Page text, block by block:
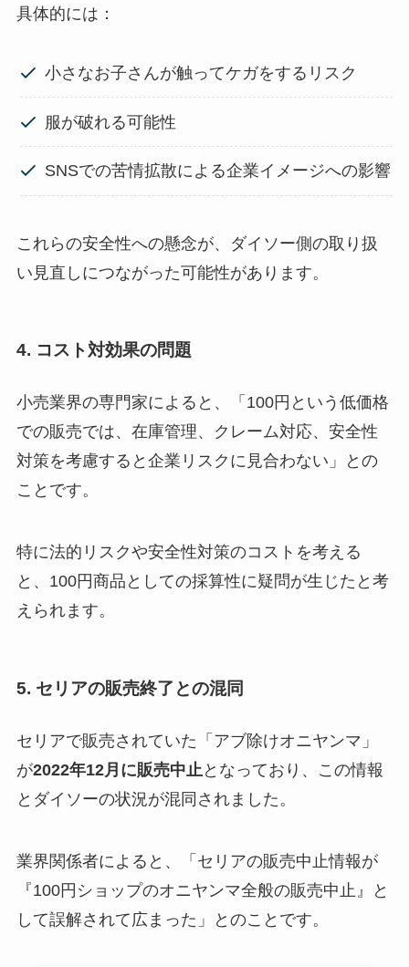
具体的には：
小さなお子さんが触ってケガをするリスク
服が破れる可能性
SNSでの苦情拡散による企業イメージへの影響
これらの安全性への懸念が、ダイソー側の取り扱
い見直しにつながった可能性があります。
4. コスト対効果の問題
小売業界の専門家によると、「100円という低価格
での販売では、在庫管理、クレーム対応、安全性
対策を考慮すると企業リスクに見合わない」との
ことです。
特に法的リスクや安全性対策のコストを考える
と、100円商品としての採算性に疑問が生じたと考
えられます。
5. セリアの販売終了との混同
セリアで販売されていた「アブ除けオニヤンマ」
が2022年12月に販売中止 となっており、この情報
とダイソーの状況が混同されました。
業界関係者によると、「セリアの販売中止情報が
『100円ショップのオニヤンマ全般の販売中止』と
して誤解されて広まった」とのことです。